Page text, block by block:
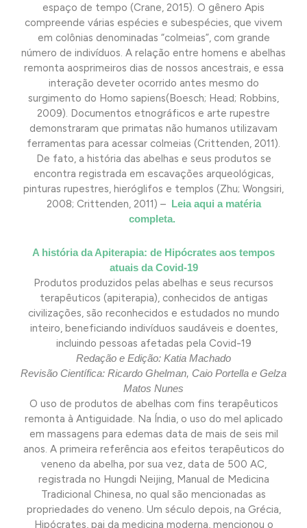
espaço de tempo (Crane, 2015). O gênero Apis
compreende várias espécies e subespécies, que vivem
em colônias denominadas “colmeias”, com grande
número de indivíduos. A relação entre homens e abelhas
remonta aosprimeiros dias de nossos ancestrais, e essa
interação deveter ocorrido antes mesmo do
surgimento do Homo sapiens(Boesch; Head; Robbins,
2009). Documentos etnográficos e arte rupestre
demonstraram que primatas não humanos utilizavam
ferramentas para acessar colmeias (Crittenden, 2011).
De fato, a história das abelhas e seus produtos se
encontra registrada em escavações arqueológicas,
pinturas rupestres, hieróglifos e templos (Zhu; Wongsiri,
2008; Crittenden, 2011) – Leia aqui a matéria
completa.
A história da Apiterapia: de Hipócrates aos tempos
atuais da Covid-19
Produtos produzidos pelas abelhas e seus recursos
terapêuticos (apiterapia), conhecidos de antigas
civilizações, são reconhecidos e estudados no mundo
inteiro, beneficiando indivíduos saudáveis e doentes,
incluindo pessoas afetadas pela Covid-19
Redação e Edição: Katia Machado
Revisão Científica: Ricardo Ghelman, Caio Portella e Gelza
Matos Nunes
O uso de produtos de abelhas com fins terapêuticos
remonta à Antiguidade. Na Índia, o uso do mel aplicado
em massagens para edemas data de mais de seis mil
anos. A primeira referência aos efeitos terapêuticos do
veneno da abelha, por sua vez, data de 500 AC,
registrada no Hungdi Neijing, Manual de Medicina
Tradicional Chinesa, no qual são mencionadas as
propriedades do veneno. Um século depois, na Grécia,
Hipócrates, pai da medicina moderna, mencionou o